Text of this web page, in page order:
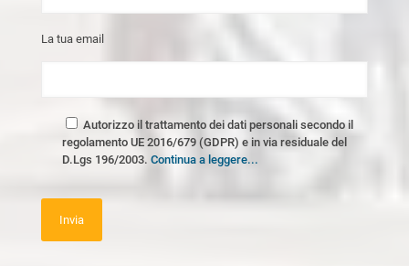
La tua email
Autorizzo il trattamento dei dati personali secondo il
regolamento UE 2016/679 (GDPR) e in via residuale del
D.Lgs 196/2003. Continua a leggere...